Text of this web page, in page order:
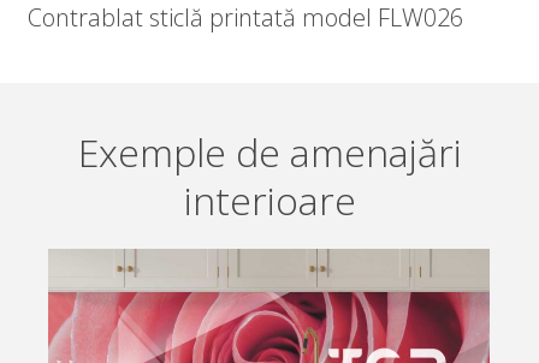
Contrablat sticlă printată model FLW026
Exemple de amenajări
interioare